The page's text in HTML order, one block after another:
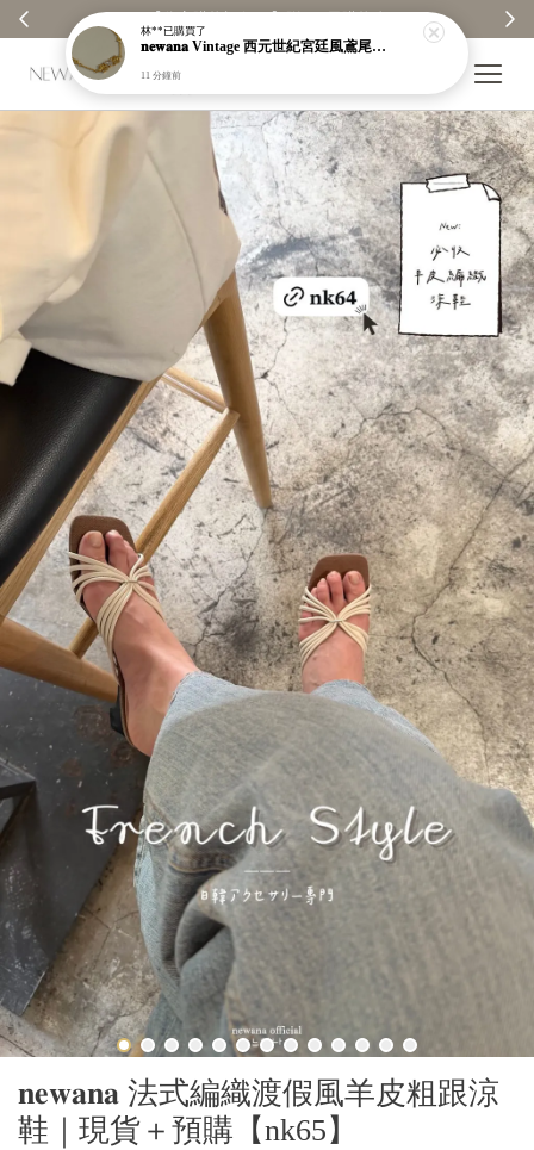
𝐧𝐞𝐰𝐚𝐧𝐚 法式編織渡假風羊皮粗跟涼
鞋｜現貨＋預購【nk65】
林**已購買了
𝐧𝐞𝐰𝐚𝐧𝐚 Vintage 西元世紀宮廷風鳶尾花手鍊｜各種手圍適用｜可伸縮｜現貨＋預購【n896】
11 分鐘前